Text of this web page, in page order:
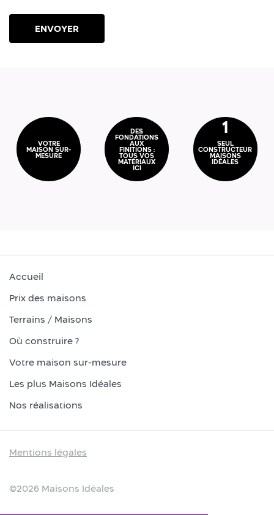
VOTRE
MAISON SUR-
MESURE
DES
FONDATIONS
AUX
FINITIONS :
TOUS VOS
MATÉRIAUX
ICI
1
SEUL
CONSTRUCTEUR
MAISONS
IDÉALES
Accueil
Prix des maisons
Terrains / Maisons
Où construire ?
Votre maison sur-mesure
Les plus Maisons Idéales
Nos réalisations
Mentions légales
©2026 Maisons Idéales